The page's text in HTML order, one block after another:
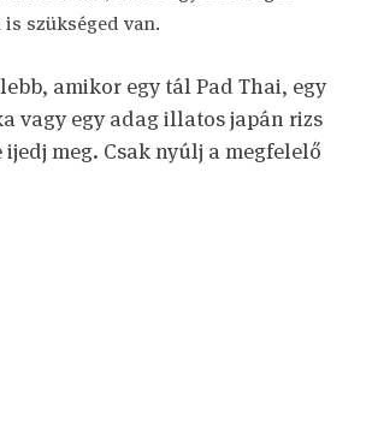
szükséged van.
amikor egy tál Pad Thai, egy
vagy egy adag illatos japán rizs
meg. Csak nyúlj a megfelelő